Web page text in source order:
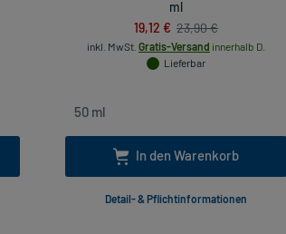
ml
19,12 € 23,90 €
inkl. MwSt. Gratis-Versand innerhalb D.
Lieferbar
In den Warenkorb
Detail- & Pflichtinformationen